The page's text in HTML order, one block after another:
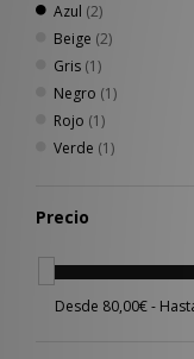
Azul (2)
Beige (2)
Gris (1)
Negro (1)
Rojo (1)
Verde (1)
Precio